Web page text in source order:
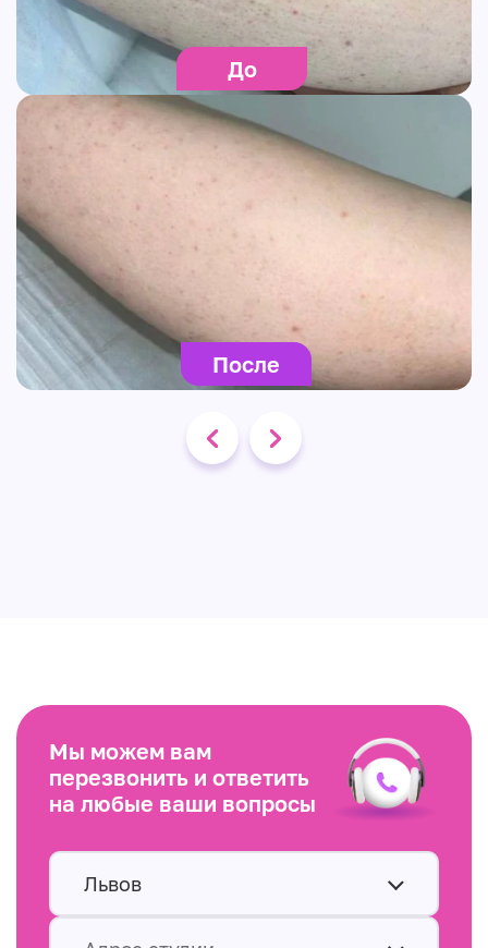
До
После
Мы можем вам
перезвонить и ответить
на любые ваши вопросы
Львов